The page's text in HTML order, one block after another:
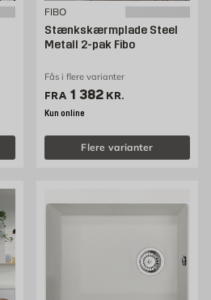
FIBO
Stænkskærmplade Steel
Metall 2-pak Fibo
Fås i flere varianter
FRA Pris 1382 kr. /stk
1 382 KR.
Kun online
Flere varianter